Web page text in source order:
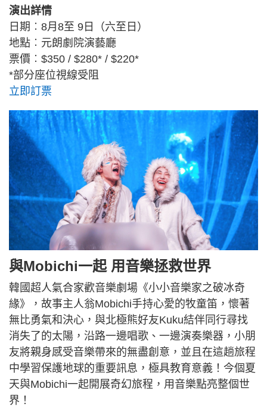
演出詳情
日期︰8月8至 9日（六至日）
地點︰元朗劇院演藝廳
票價︰$350 / $280* / $220*
*部分座位視線受阻
立即訂票
與Mobichi一起 用音樂拯救世界
韓國超人氣合家歡音樂劇場《小小音樂家之破冰奇
緣》，故事主人翁Mobichi手持心愛的牧童笛，懷著
無比勇氣和決心，與北極熊好友Kuku結伴同行尋找
消失了的太陽，沿路一邊唱歌、一邊演奏樂器，小朋
友將親身感受音樂帶來的無盡創意，並且在這趟旅程
中學習保護地球的重要訊息，極具教育意義！今個夏
天與Mobichi一起開展奇幻旅程，用音樂點亮整個世
界！